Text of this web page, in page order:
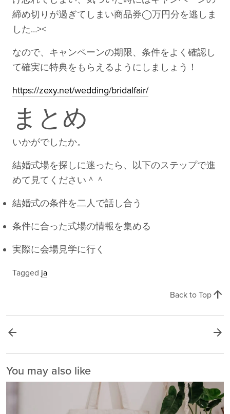
締め切りが過ぎてしまい商品券◯万円分を逃しま
した…><
なので、 キャンペーンの期限、条件をよく確認し
て確実に特典をもらえるようにしましょう！
https://zexy.net/wedding/bridalfair/
まとめ
いかがでしたか。
結婚式場を探しに迷ったら、以下のステップで進
めて見てください＾＾
結婚式の条件を二人で話し合う
条件に合った式場の情報を集める
実際に会場見学に行く
Tagged ja
Back to Top arrow_upward
arrow_back arrow_forward
You may also like